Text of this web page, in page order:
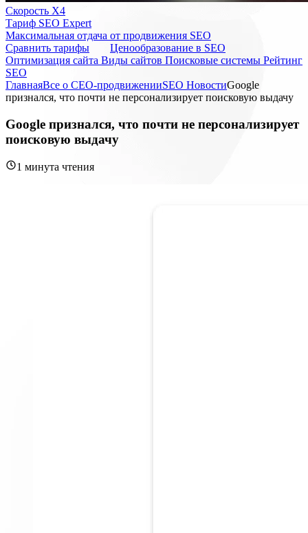
Скорость Х4
Тариф SEO Expert
Максимальная отдача от продвижения SEO
Cравнить тарифы
Ценообразование в SEO
Оптимизация сайта Виды сайтов Поисковые системы Рейтинг
SEO
ГлавнаяВсе о СЕО-продвиженииSEO НовостиGoogle
признался, что почти не персонализирует поисковую выдачу
Google признался, что почти не персонализирует
поисковую выдачу
1 минута чтения